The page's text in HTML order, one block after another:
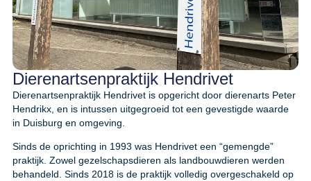
Dierenartsenpraktijk Hendrivet
Dierenartsenpraktijk Hendrivet is opgericht door dierenarts Peter
Hendrikx, en is intussen uitgegroeid tot een gevestigde waarde
in Duisburg en omgeving.
Sinds de oprichting in 1993 was Hendrivet een “gemengde”
praktijk. Zowel gezelschapsdieren als landbouwdieren werden
behandeld. Sinds 2018 is de praktijk volledig overgeschakeld op